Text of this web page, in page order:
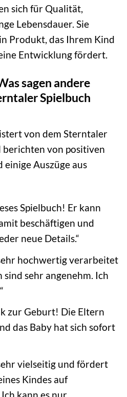
sich für Qualität,
Lebensdauer. Sie
Produkt, das Ihrem Kind
Entwicklung fördert.
sagen andere
Spielbuch
von dem Sterntaler
berichten von positiven
Auszüge aus
Spielbuch! Er kann
beschäftigen und
neue Details.“
hochwertig verarbeitet
sehr angenehm. Ich
zur Geburt! Die Eltern
das Baby hat sich sofort
vielseitig und fördert
Kindes auf